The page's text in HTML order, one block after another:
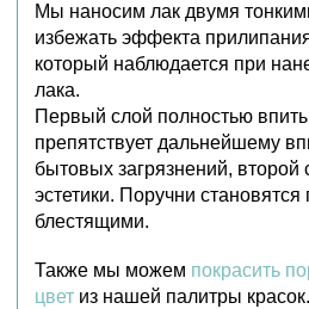
Мы наносим лак двумя
избежать эффекта
который наблюдается при
лака.
Первый слой полностью
препятствует дальнейшему
бытовых загрязнений, второй
эстетики. Поручни становятся
блестящими.
Также мы можем покрасить
цвет из нашей палитры